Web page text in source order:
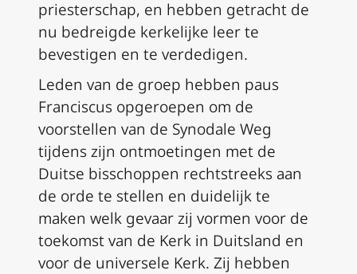
priesterschap, en hebben getracht de
nu bedreigde kerkelijke leer te
bevestigen en te verdedigen.
Leden van de groep hebben paus
Franciscus opgeroepen om de
voorstellen van de Synodale Weg
tijdens zijn ontmoetingen met de
Duitse bisschoppen rechtstreeks aan
de orde te stellen en duidelijk te
maken welk gevaar zij vormen voor de
toekomst van de Kerk in Duitsland en
voor de universele Kerk. Zij hebben